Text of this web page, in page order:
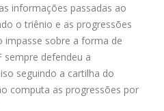
informações passadas ao
o triênio e as progressões
sobre a forma de
sempre defendeu a
seguindo a cartilha do
computa as progressões por